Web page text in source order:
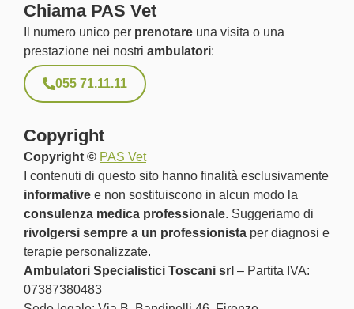
Chiama PAS Vet
Il numero unico per prenotare una visita o una
prestazione nei nostri ambulatori:
055 71.11.11
Copyright
Copyright © PAS Vet
I contenuti di questo sito hanno finalità esclusivamente
informative e non sostituiscono in alcun modo la
consulenza medica professionale. Suggeriamo di
rivolgersi sempre a un professionista per diagnosi e
terapie personalizzate.
Ambulatori Specialistici Toscani srl – Partita IVA:
07387380483